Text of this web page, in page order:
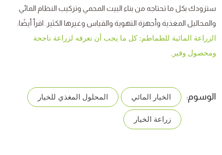
ستزودك بكل ما تحتاجه من بناء البيت المحمي وتركيب النظام المائي
والمحاليل المغذية وأجهزة التهوية والقياس وغيرها الكثير. اقرأ أيضًا:
الزراعة المائية للطماطم: كل ما يجب أن تعرفه لزراعة ناجحة
ومحصول وفير
الوسوم: الخيار المائي المحلول المغذي للخيار
زراعة الخيار